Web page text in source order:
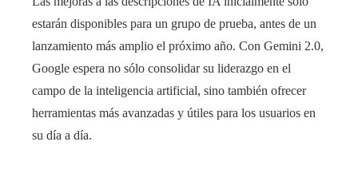
estarán disponibles para un grupo de prueba, antes de un
lanzamiento más amplio el próximo año. Con Gemini 2.0,
Google espera no sólo consolidar su liderazgo en el
campo de la inteligencia artificial, sino también ofrecer
herramientas más avanzadas y útiles para los usuarios en
su día a día.